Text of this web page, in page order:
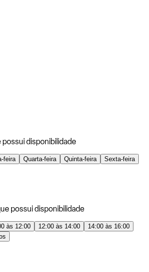
possui disponibilidade
feira Quarta-feira Quinta-feira
Sexta-feira
possui disponibilidade
às 12:00 12:00 às 14:00
14:00 às 16:00